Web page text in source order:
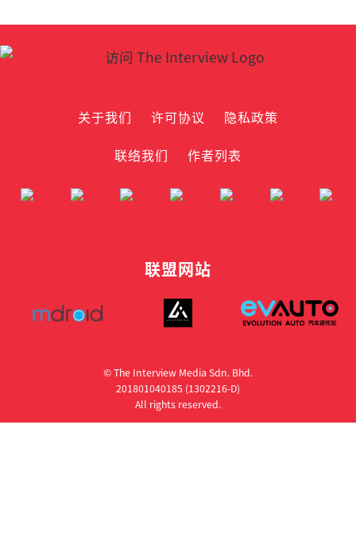
关于我们 许可协议
隐私政策
联络我们
作者列表
联盟网站
© The Interview Media Sdn. Bhd.
201801040185 (1302216­-D)
All rights reserved.